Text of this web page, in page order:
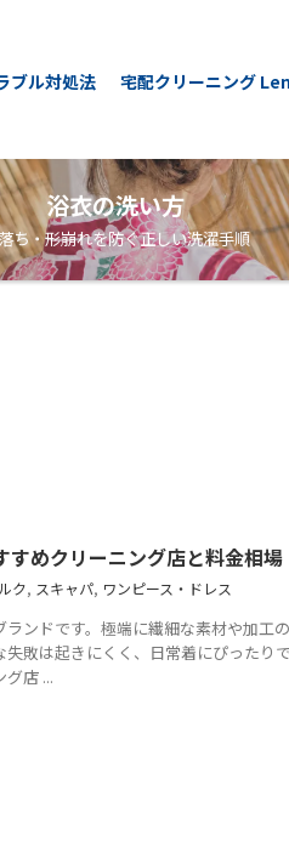
ブル対処法 宅配クリーニング
浴衣の洗い方
ち・形崩れを防ぐ正しい洗濯手順
すめクリーニング店と料金相場
ク, スキャパ, ワンピース・ドレス
ンドです。極端に繊細な素材や加工
敗は起きにくく、日常着にぴったり
店 ...